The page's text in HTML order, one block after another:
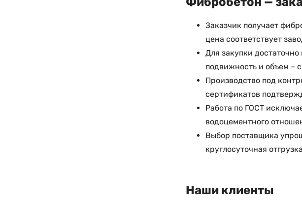
Заказчик получает
цена соответствует
Для закупки
подвижность и объем –
Производство под
сертификатов
Работа по ГОСТ
водоцементного
Выбор поставщика
круглосуточная
Наши клиенты